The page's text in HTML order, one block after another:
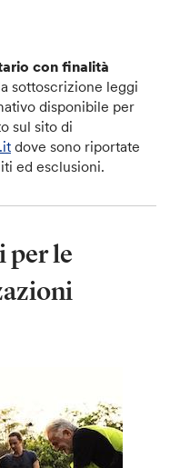
con finalità
sottoscrizione leggi
disponibile per
sul sito di
dove sono riportate
ed esclusioni.
per le